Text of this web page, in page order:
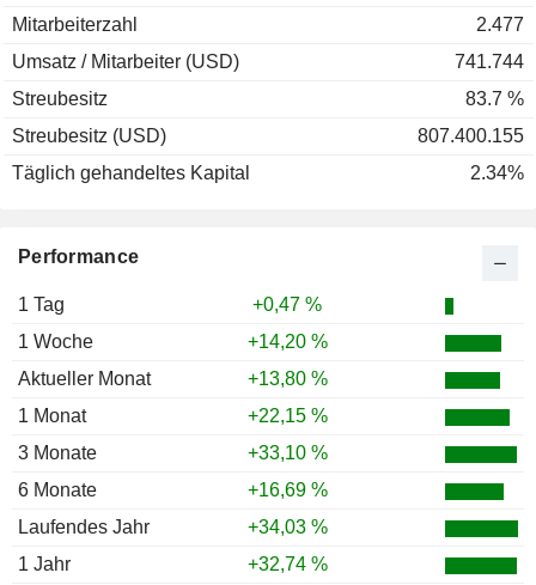
Performance
1 Tag
+0,47 %
1 Woche
+14,20 %
Aktueller Monat
+13,80 %
1 Monat
+22,15 %
3 Monate
+33,10 %
6 Monate
+16,69 %
Laufendes Jahr
+34,03 %
1 Jahr
+32,74 %
Mitarbeiterzahl
2.477
Umsatz / Mitarbeiter (USD)
741.744
Streubesitz
83.7 %
Streubesitz (USD)
807.400.155
Täglich gehandeltes Kapital
2.34%